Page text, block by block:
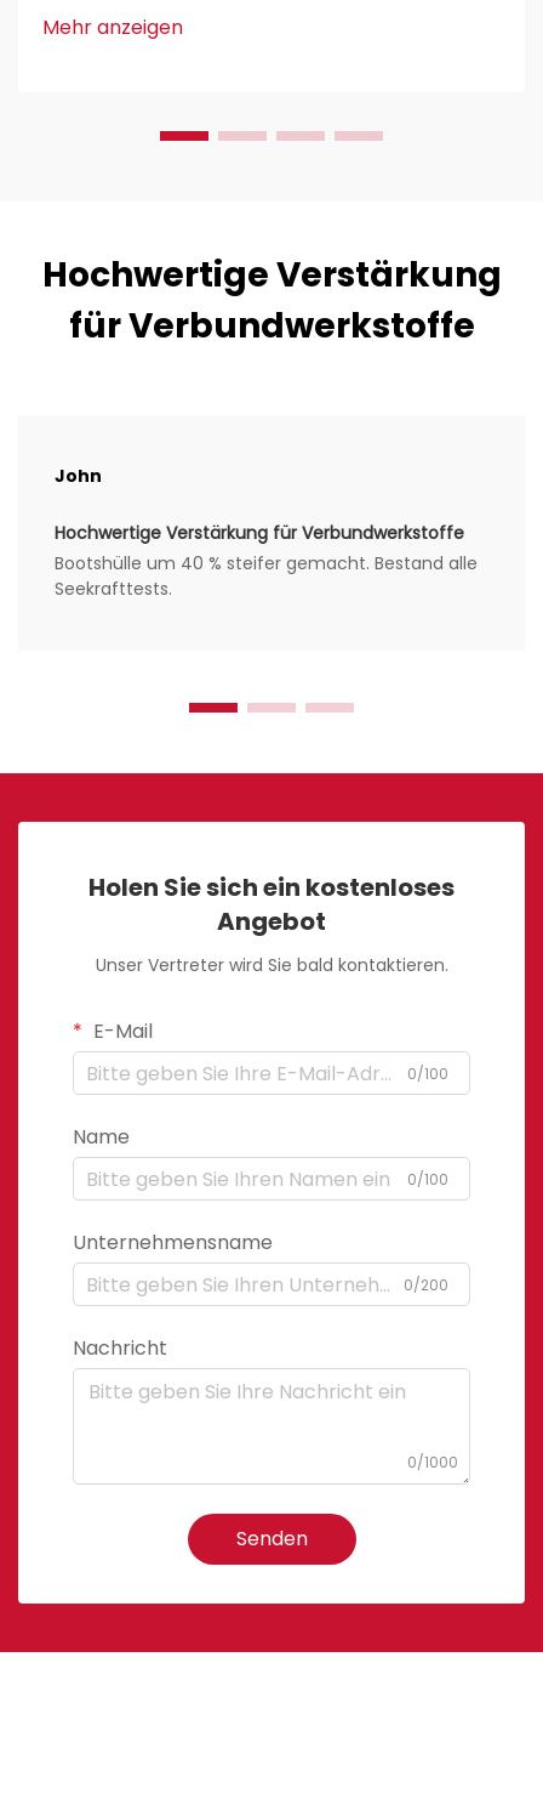
im Bauwesen zur Stabilisierung und Verstärkung von
Böden eingesetzt werden. Bauingenieure schätzen
Mehr anzeigen
Hochwertige Verstärkung
für Verbundwerkstoffe
John
Hochwertige Verstärkung für Verbundwerkstoffe
Bootshülle um 40 % steifer gemacht. Bestand alle
Seekrafttests.
Holen Sie sich ein kostenloses
Angebot
Unser Vertreter wird Sie bald kontaktieren.
E-Mail
0/100
Name
0/100
Unternehmensname
0/200
Nachricht
0/1000
Senden